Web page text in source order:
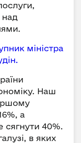
міністра
Наш
а
сягнути 40%.
в яких